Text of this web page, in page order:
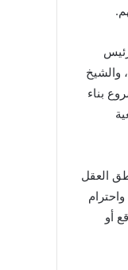
والشيخ
بناء
العقل
أو